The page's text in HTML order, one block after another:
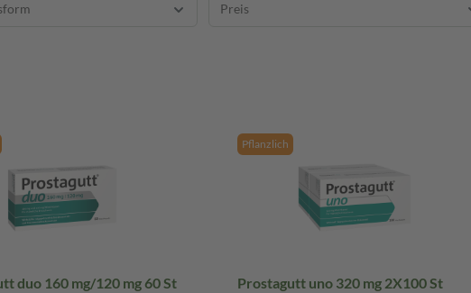
Preis
duo 160 mg/120 mg 60 St
Pflanzlich
Prostagutt uno 320 mg 2X100 St